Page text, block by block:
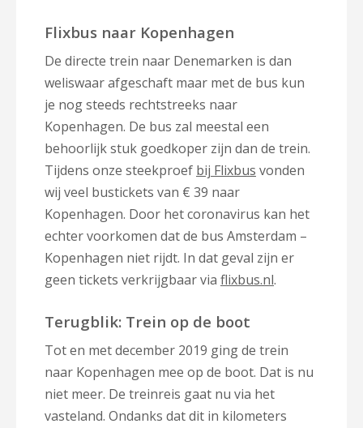
Flixbus naar Kopenhagen
De directe trein naar Denemarken is dan
weliswaar afgeschaft maar met de bus kun
je nog steeds rechtstreeks naar
Kopenhagen. De bus zal meestal een
behoorlijk stuk goedkoper zijn dan de trein.
Tijdens onze steekproef bij Flixbus vonden
wij veel bustickets van € 39 naar
Kopenhagen. Door het coronavirus kan het
echter voorkomen dat de bus Amsterdam –
Kopenhagen niet rijdt. In dat geval zijn er
geen tickets verkrijgbaar via flixbus.nl.
Terugblik: Trein op de boot
Tot en met december 2019 ging de trein
naar Kopenhagen mee op de boot. Dat is nu
niet meer. De treinreis gaat nu via het
vasteland. Ondanks dat dit in kilometers